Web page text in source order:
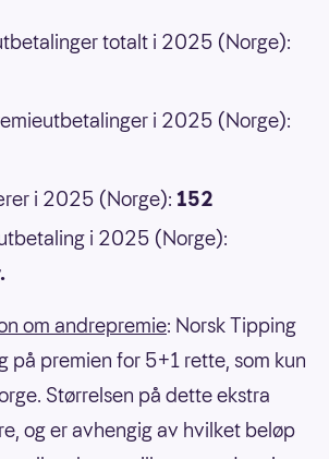
totalt i 2025 (Norge):
i 2025 (Norge):
i 2025 (Norge): 152
i 2025 (Norge):
om andrepremie: Norsk Tipping
på premien for 5+1 rette, som kun
Størrelsen på dette ekstra
og er avhengig av hvilket beløp